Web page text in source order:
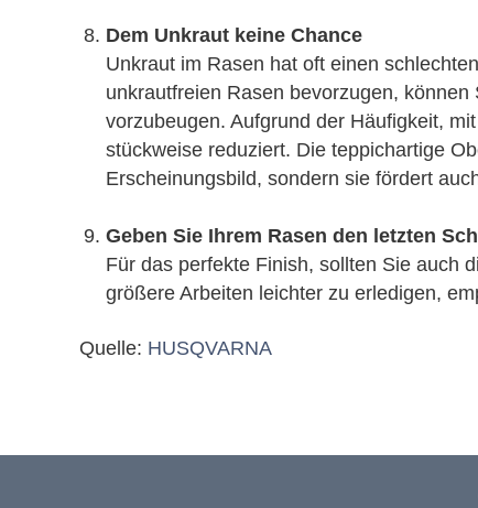
Dem Unkraut keine Chance
Unkraut im Rasen hat oft einen
unkrautfreien Rasen bevorzugen,
vorzubeugen. Aufgrund der Häufigkeit,
stückweise reduziert. Die teppichartige
Erscheinungsbild, sondern sie fördert
Geben Sie Ihrem Rasen den letzten
Für das perfekte Finish, sollten Sie auch
größere Arbeiten leichter zu erledigen,
Quelle: HUSQVARNA